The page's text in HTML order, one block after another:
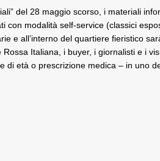
del 28 maggio scorso, i materiali
modalità self-service (classici
e all’interno del quartiere fieristico
Italiana, i buyer, i giornalisti e i
età o prescrizione medica – in uno